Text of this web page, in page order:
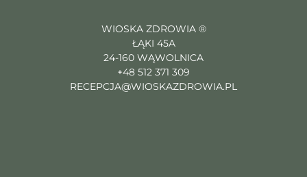
WIOSKA ZDROWIA ®
ŁĄKI 45A
24-160 WĄWOLNICA
+48 512 371 309
RECEPCJA@WIOSKAZDROWIA.PL